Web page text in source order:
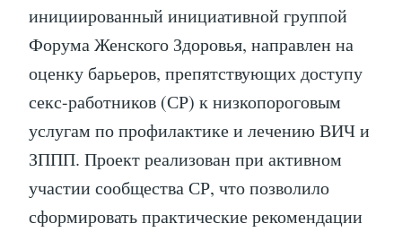
инициированный инициативной группой
Форума Женского Здоровья, направлен на
оценку барьеров, препятствующих доступу
секс-работников (СР) к низкопороговым
услугам по профилактике и лечению ВИЧ и
ЗППП. Проект реализован при активном
участии сообщества СР, что позволило
сформировать практические рекомендации